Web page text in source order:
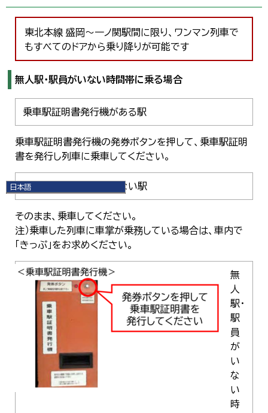
日本語
日本語
한국어
简体中文
繁體中文
東北本線 盛岡～一ノ関駅間に限り、ワンマン列車で
もすべてのドアから乗り降りが可能です
無人駅・駅員がいない時間帯に乗る場合
乗車駅証明書発行機がある駅
乗車駅証明書発行機の発券ボタンを押して、乗車駅証明
書を発行し列車に乗車してください。
乗車駅証明書発行機がない駅
そのまま、乗車してください。
注）乗車した列車に車掌が乗務している場合は、車内で
「きっぷ」をお求めください。
無
人
駅・
駅
員
が
い
な
い
時